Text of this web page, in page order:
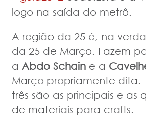
logo na saída do metrô.
A região da 25 é, na
da 25 de Março. Fazem
a Abdo Schain e a
Março propriamente dita.
três são as principais e
de materiais para crafts.